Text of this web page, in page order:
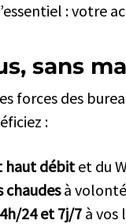
: votre
sans
forces des
:
haut débitet du
chaudesà
24 et 7j/7 à vos